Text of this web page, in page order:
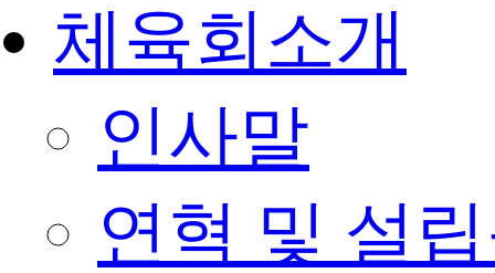
체육회소개
인사말
연혁 및 설